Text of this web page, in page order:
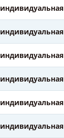
индивидуальная
индивидуальная
индивидуальная
индивидуальная
индивидуальная
индивидуальная